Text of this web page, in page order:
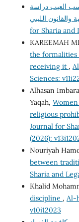
العيب دراسة
for Sharia and
KAREEMAH
the formalities
receiving it ,
Sciences:
Alhasan
Yaqah,
religious
Journal for
(2026):
Nouriyah
between
Sharia and
Khalid
discipline , Al-
v10i12023